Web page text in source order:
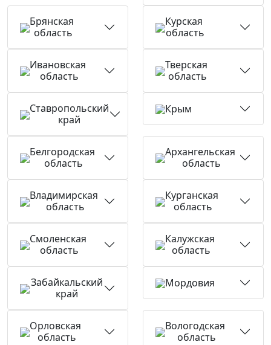
Брянская
область
Курская
область
Ивановская
область
Тверская
область
Ставропольский
край
Крым
Белгородская
область
Архангельская
область
Владимирская
область
Курганская
область
Смоленская
область
Калужская
область
Забайкальский
край
Мордовия
Орловская
область
Вологодская
область